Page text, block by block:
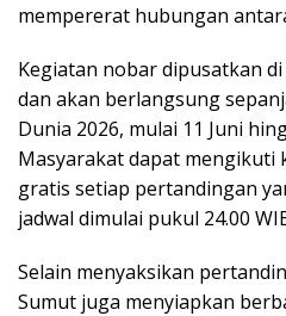
mempererat hubungan
Kegiatan nobar dipusatkan
dan akan berlangsung
Dunia 2026, mulai 11 Juni
Masyarakat dapat mengikuti
gratis setiap pertandingan
jadwal dimulai pukul 24.00
Selain menyaksikan
Sumut juga menyiapkan